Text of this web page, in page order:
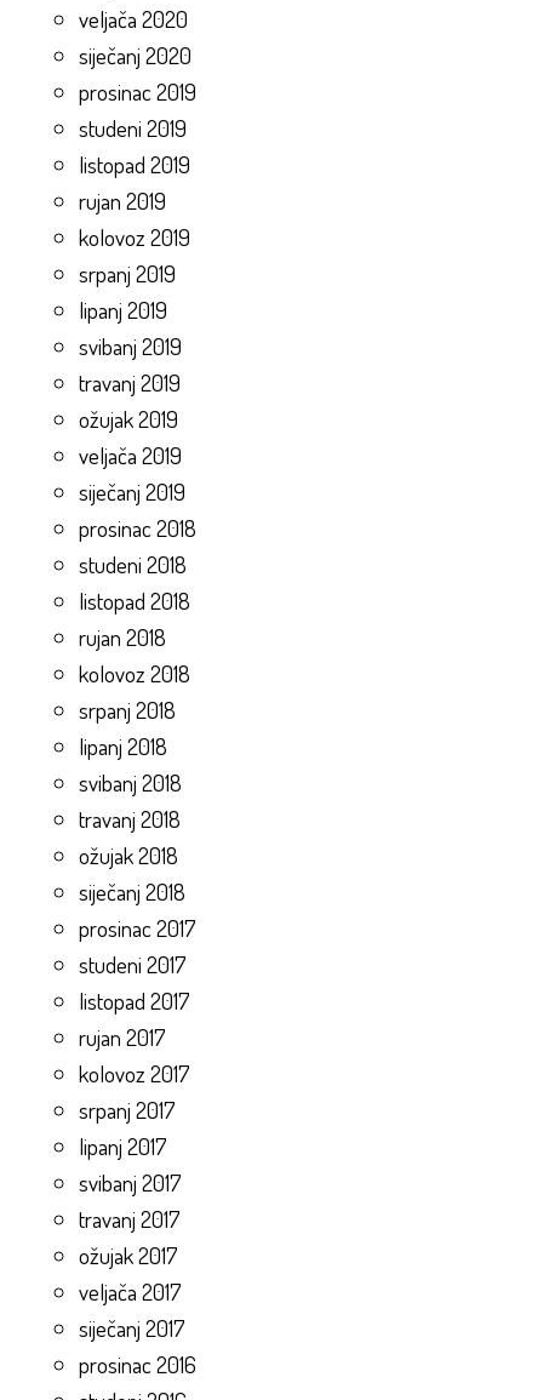
veljača 2020
siječanj 2020
prosinac 2019
studeni 2019
listopad 2019
rujan 2019
kolovoz 2019
srpanj 2019
lipanj 2019
svibanj 2019
travanj 2019
ožujak 2019
veljača 2019
siječanj 2019
prosinac 2018
studeni 2018
listopad 2018
rujan 2018
kolovoz 2018
srpanj 2018
lipanj 2018
svibanj 2018
travanj 2018
ožujak 2018
siječanj 2018
prosinac 2017
studeni 2017
listopad 2017
rujan 2017
kolovoz 2017
srpanj 2017
lipanj 2017
svibanj 2017
travanj 2017
ožujak 2017
veljača 2017
siječanj 2017
prosinac 2016